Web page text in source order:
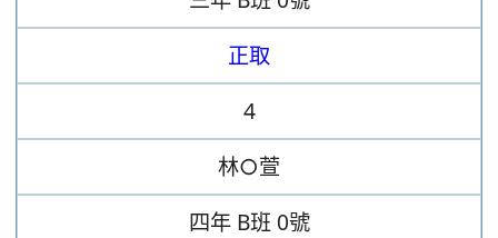
正取
4
林○萱
四年 B班 0號